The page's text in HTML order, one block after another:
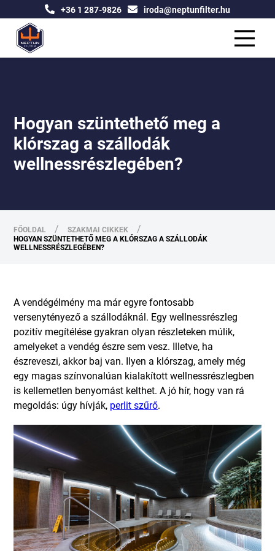
+36 1 287-9826 iroda@neptunfilter.hu
Hogyan szüntethető meg a
klórszag a szállodák
wellnessrészlegében?
FŐOLDAL / SZAKMAI CIKKEK /
HOGYAN SZÜNTETHETŐ MEG A KLÓRSZAG A SZÁLLODÁK
WELLNESSRÉSZLEGÉBEN?
A vendégélmény ma már egyre fontosabb
versenytényező a szállodáknál. Egy wellnessrészleg
pozitív megítélése gyakran olyan részleteken múlik,
amelyeket a vendég észre sem vesz. Illetve, ha
észreveszi, akkor baj van. Ilyen a klórszag, amely még
egy magas színvonalúan kialakított wellnessrészlegben
is kellemetlen benyomást kelthet. A jó hír, hogy van rá
megoldás: úgy hívják, perlit szűrő.